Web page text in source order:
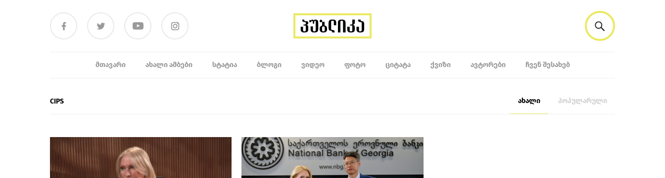
ᲛᲗᲐᲕᲐᲠᲘ ᲐᲮᲐᲚᲘ ᲐᲛᲑᲔᲑᲘ ᲡᲢᲐᲢᲘᲐ ᲑᲚᲝᲒᲘ ᲕᲘᲓᲔᲝ ᲤᲝᲢᲝ ᲪᲘᲢᲐᲢᲐ ᲥᲕᲘᲖᲘ ᲐᲕᲢᲝᲠᲔᲑᲘ ᲩᲕᲔᲜ ᲨᲔᲡᲐᲮᲔᲑ
CIPS ახალი პოპულარული